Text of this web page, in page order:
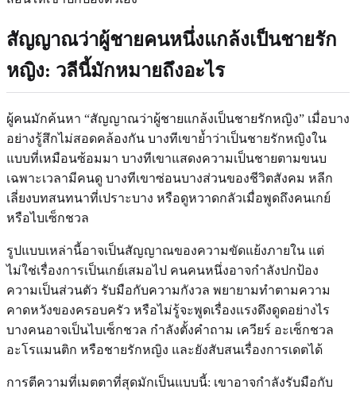
สัญญาณว่าผู้ชายคนหนึ่งแกล้งเป็นชายรัก
หญิง: วลีนี้มักหมายถึงอะไร
ผู้คนมักค้นหา “สัญญาณว่าผู้ชายแกล้งเป็นชายรักหญิง” เมื่อบาง
อย่างรู้สึกไม่สอดคล้องกัน บางทีเขาย้ำว่าเป็นชายรักหญิงใน
แบบที่เหมือนซ้อมมา บางทีเขาแสดงความเป็นชายตามขนบ
เฉพาะเวลามีคนดู บางทีเขาซ่อนบางส่วนของชีวิตสังคม หลีก
เลี่ยงบทสนทนาที่เปราะบาง หรือดูหวาดกลัวเมื่อพูดถึงคนเกย์
หรือไบเซ็กชวล
รูปแบบเหล่านี้อาจเป็นสัญญาณของความขัดแย้งภายใน แต่
ไม่ใช่เรื่องการเป็นเกย์เสมอไป คนคนหนึ่งอาจกำลังปกป้อง
ความเป็นส่วนตัว รับมือกับความกังวล พยายามทำตามความ
คาดหวังของครอบครัว หรือไม่รู้จะพูดเรื่องแรงดึงดูดอย่างไร
บางคนอาจเป็นไบเซ็กชวล กำลังตั้งคำถาม เควียร์ อะเซ็กชวล
อะโรแมนติก หรือชายรักหญิง และยังสับสนเรื่องการเดตได้
การตีความที่เมตตาที่สุดมักเป็นแบบนี้: เขาอาจกำลังรับมือกับ